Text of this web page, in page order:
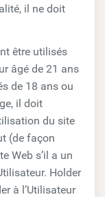
il ne doit
être utilisés
âgé de 21 ans
de 18 ans ou
il doit
du site
(de façon
Web s’il a un
Holder
à l’Utilisateur